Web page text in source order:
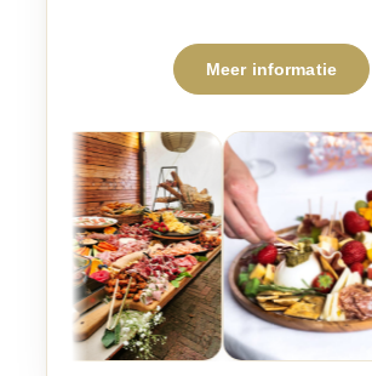
Meer informatie